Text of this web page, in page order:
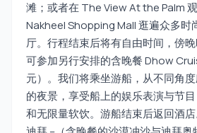
滩；或者在 The View At the Palm
Nakheel Shopping Mall 逛遍众多时
厅。行程结束后将有自由时间，傍
可参加另行安排的含晚餐 Dhow
元）。我们将乘坐游船，从不同角
的夜景，享受船上的娱乐表演与节
和无限量软饮。游船结束后返回酒店